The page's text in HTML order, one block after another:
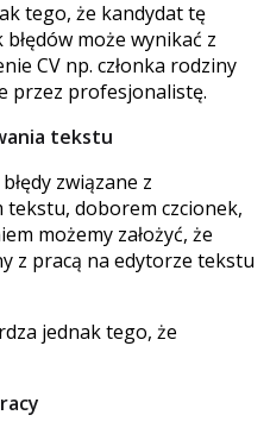
tego, że kandydat tę
może wynikać z
CV np. członka rodziny
przez profesjonalistę.
tekstu
związane z
tekstu, doborem czcionek,
możemy założyć, że
z pracą na edytorze tekstu
jednak tego, że